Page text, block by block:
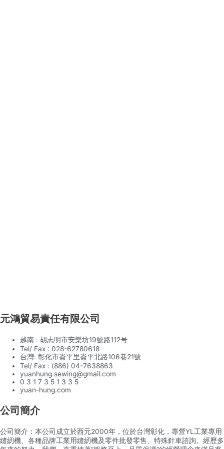
元鴻貿易責任有限公司
越南 : 胡志明市安樂坊19號路112号
Tel/ Fax : 028-62780618
台灣: 彰化市崙平里崙平北路106巷21號
Tel/ Fax : (886) 04-7638863
yuanhung.sewing@gmail.com
0 3 1 7 3 5 1 3 3 5
yuan-hung.com
公司簡介
公司簡介：本公司成立於西元2000年，位於台灣彰化，專營YL工業專用
縫紉機、各種品牌工業用縫紉機及零件批發零售、特殊針車諮詢。經歷多